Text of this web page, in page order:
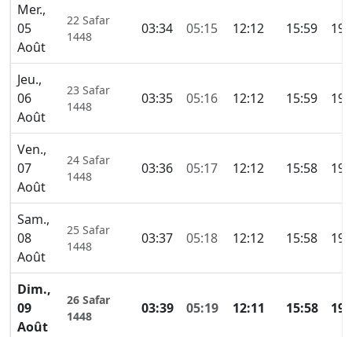
Mer.,
05
Août
22 Safar
1448
03:34 05:15 12:12 15:59
Jeu.,
06
Août
23 Safar
1448
03:35 05:16 12:12 15:59
Ven.,
07
Août
24 Safar
1448
03:36 05:17 12:12 15:58
Sam.,
08
Août
25 Safar
1448
03:37 05:18 12:12 15:58
Dim.,
09
Août
26 Safar
1448
03:39 05:19 12:11 15:58